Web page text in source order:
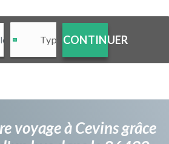
CONTINUER
voyage à Cevins grâce